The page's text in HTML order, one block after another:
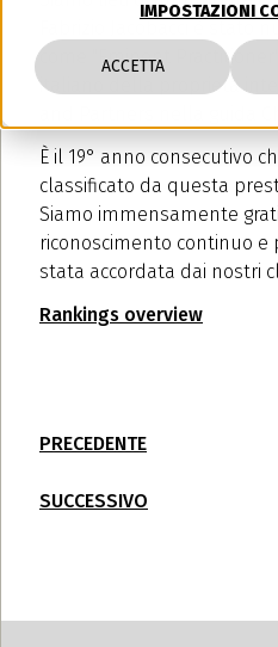
IMPOSTAZIONI
ACCETTA
Fabrizio Jacobacci è stato
come "Eminent
italiano della proprietà
and Partners nella guida
È il 19° anno consecutivo
classificato da questa
Siamo immensamente
riconoscimento continuo e
stata accordata dai nostri
Rankings overview
PRECEDENTE
SUCCESSIVO